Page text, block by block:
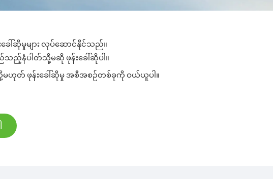
ေါ်ဆိုမှုများ လုပ်ဆောင်နိုင်သည်။
သည့်နံပါတ်သို့မဆို ဖုန်းခေါ်ဆိုပါ။
သို့မဟုတ် ဖုန်းခေါ်ဆိုမှု အစီအစဉ်တစ်ခုကို ဝယ်ယူပါ။